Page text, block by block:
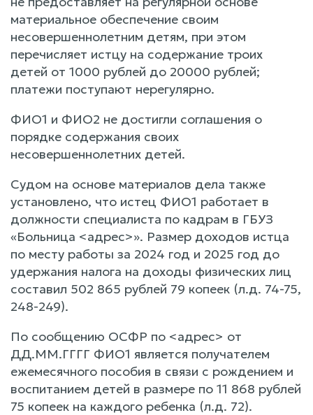
материальное обеспечение своим
несовершеннолетним детям, при этом
перечисляет истцу на содержание троих
детей от 1000 рублей до 20000 рублей;
платежи поступают нерегулярно.
ФИО1 и ФИО2 не достигли соглашения о
порядке содержания своих
несовершеннолетних детей.
Судом на основе материалов дела также
установлено, что истец ФИО1 работает в
должности специалиста по кадрам в ГБУЗ
«Больница <адрес>». Размер доходов истца
по месту работы за 2024 год и 2025 год до
удержания налога на доходы физических лиц
составил 502 865 рублей 79 копеек (л.д. 74-75,
248-249).
По сообщению ОСФР по <адрес> от
ДД.ММ.ГГГГ ФИО1 является получателем
ежемесячного пособия в связи с рождением и
воспитанием детей в размере по 11 868 рублей
75 копеек на каждого ребенка (л.д. 72).